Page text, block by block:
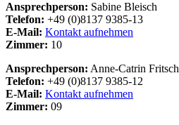
Ansprechperson: Sabine Bleisch
Telefon: +49 (0)8137 9385-13
E-Mail: Kontakt aufnehmen
Zimmer: 10
Ansprechperson: Anne-Catrin Fritsch
Telefon: +49 (0)8137 9385-12
E-Mail: Kontakt aufnehmen
Zimmer: 09